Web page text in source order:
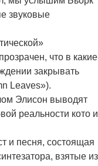
звуковые
что в
закрывать
Leaves»).
Элисон выводят
реальности кото и
и песня, состоящая
взятые из